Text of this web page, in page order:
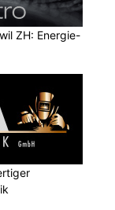
ZH: Energie-